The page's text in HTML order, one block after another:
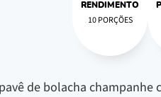
RENDIMENTO
10 PORÇÕES
de bolacha